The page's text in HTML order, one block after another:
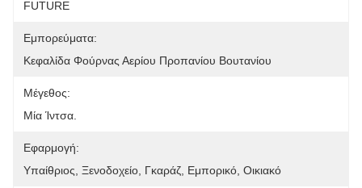
FUTURE
Εμπορεύματα:
Κεφαλίδα Φούρνας Αερίου Προπανίου Βουτανίου
Μέγεθος:
Μία Ίντσα.
Εφαρμογή:
Υπαίθριος, Ξενοδοχείο, Γκαράζ, Εμπορικό, Οικιακό